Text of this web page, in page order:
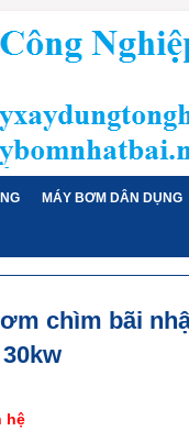
MÁY BƠM DÂN DỤNG
chìm bãi
hệ